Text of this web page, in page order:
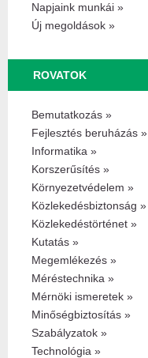
Napjaink munkái »
Új megoldások »
ROVATOK
Bemutatkozás »
Fejlesztés beruházás »
Informatika »
Korszerűsítés »
Környezetvédelem »
Közlekedésbiztonság »
Közlekedéstörténet »
Kutatás »
Megemlékezés »
Méréstechnika »
Mérnöki ismeretek »
Minőségbiztosítás »
Szabályzatok »
Technológia »